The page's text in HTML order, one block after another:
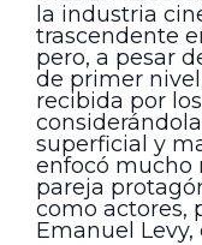
la industria
trascendente
pero, a pesar
de primer
recibida por
superficial y
enfocó mucho
pareja
como actores,
Emanuel Levy,